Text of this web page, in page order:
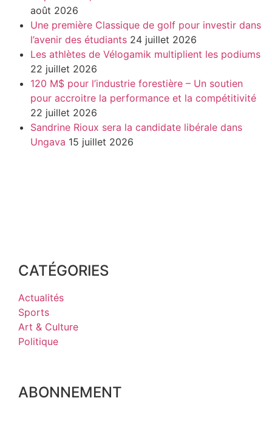
août 2026
Une première Classique de golf pour investir dans
l’avenir des étudiants 24 juillet 2026
Les athlètes de Vélogamik multiplient les podiums
22 juillet 2026
120 M$ pour l’industrie forestière – Un soutien
pour accroitre la performance et la compétitivité
22 juillet 2026
Sandrine Rioux sera la candidate libérale dans
Ungava 15 juillet 2026
CATÉGORIES
Actualités
Sports
Art & Culture
Politique
ABONNEMENT